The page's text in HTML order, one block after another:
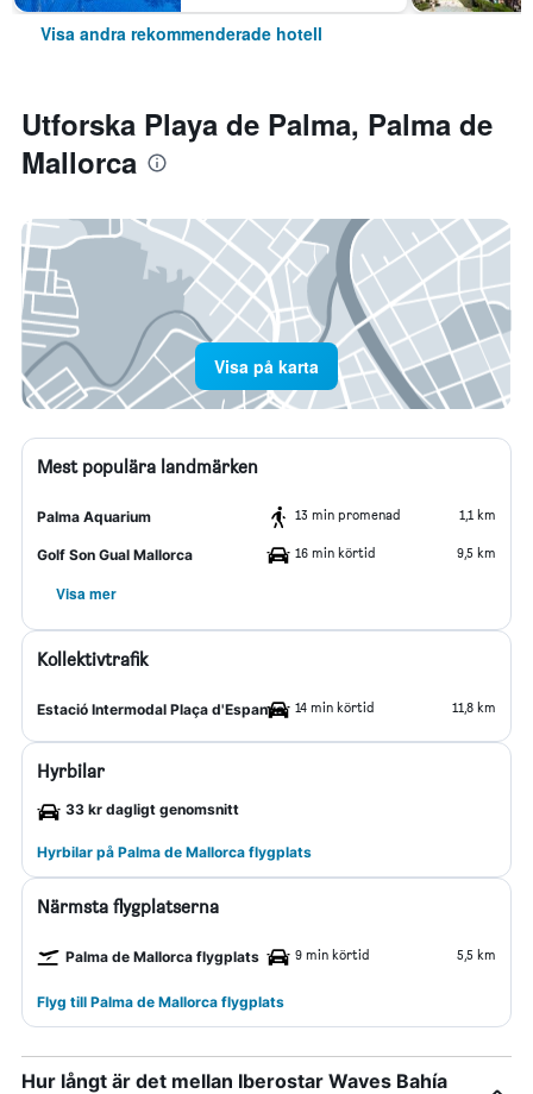
Visa andra rekommenderade hotell
Utforska Playa de Palma, Palma de
Mallorca
Visa på karta
Mest populära landmärken
Palma Aquarium 13 min promenad 1,1 km
Golf Son Gual Mallorca 16 min körtid 9,5 km
Visa mer
Kollektivtrafik
Estació Intermodal Plaça d'Espanya 14 min körtid 11,8 km
Hyrbilar
33 kr dagligt genomsnitt
Hyrbilar på Palma de Mallorca flygplats
Närmsta flygplatserna
Palma de Mallorca flygplats 9 min körtid 5,5 km
Flyg till Palma de Mallorca flygplats
Hur långt är det mellan Iberostar Waves Bahía